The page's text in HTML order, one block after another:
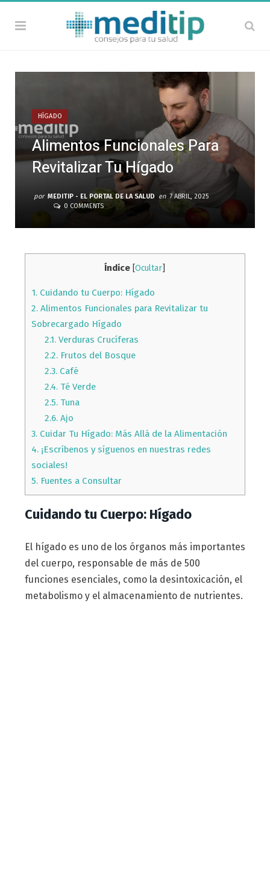
HÍGADO
Alimentos Funcionales Para
Revitalizar Tu Hígado
por MEDITIP - EL PORTAL DE LA SALUD en 7 ABRIL, 2025
0 COMMENTS
Índice [Ocultar]
1.Cuidando tu Cuerpo: Hígado
2.Alimentos Funcionales para Revitalizar tu
Sobrecargado Hígado
2.1. Verduras Crucíferas
2.2. Frutos del Bosque
2.3. Café
2.4. Té Verde
2.5. Tuna
2.6. Ajo
3.Cuidar Tu Hígado: Más Allá de la Alimentación
4.¡Escríbenos y síguenos en nuestras redes
sociales!
5.Fuentes a Consultar
Cuidando tu Cuerpo: Hígado
El hígado es uno de los órganos más importantes
del cuerpo, responsable de más de 500
funciones esenciales, como la desintoxicación, el
metabolismo y el almacenamiento de nutrientes.